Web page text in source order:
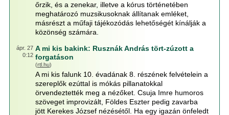
őrzik, és a zenekar, illetve a kórus történetében
meghatározó muzsikusoknak állítanak emléket,
másrészt a műfaji tájékozódás lehetőségét kínálják a
közönség számára.
ápr. 27
0:12
A mi kis bakink: Rusznák András tört-zúzott a
forgatáson
(rtl.hu)
A mi kis falunk 10. évadának 8. részének felvételein a
szereplők ezúttal is mókás pillanatokkal
örvendeztették meg a nézőket. Csuja Imre humoros
szöveget improvizált, Földes Eszter pedig zavarba
jött Kerekes József nézésétől. Ha egy igazán önfeledt